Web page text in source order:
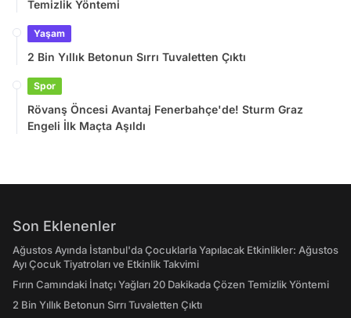
Temizlik Yöntemi
Yaşam
2 Bin Yıllık Betonun Sırrı Tuvaletten Çıktı
Spor
Rövanş Öncesi Avantaj Fenerbahçe'de! Sturm Graz
Engeli İlk Maçta Aşıldı
Son Eklenenler
Ağustos Ayında İstanbul'da Çocuklarla Yapılacak Etkinlikler: Ağustos
Ayı Çocuk Tiyatroları ve Etkinlik Takvimi
Fırın Camındaki İnatçı Yağları 20 Dakikada Çözen Temizlik Yöntemi
2 Bin Yıllık Betonun Sırrı Tuvaletten Çıktı